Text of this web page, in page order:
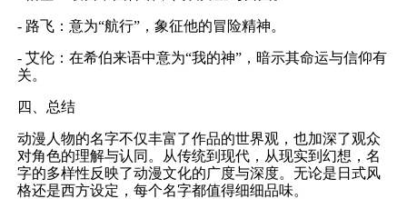
- 路飞：意为“航行”，象征他的冒险精神。
- 艾伦：在希伯来语中意为“我的神”，暗示其命运与信仰有
关。
四、总结
动漫人物的名字不仅丰富了作品的世界观，也加深了观众
对角色的理解与认同。从传统到现代，从现实到幻想，名
字的多样性反映了动漫文化的广度与深度。无论是日式风
格还是西方设定，每个名字都值得细细品味。